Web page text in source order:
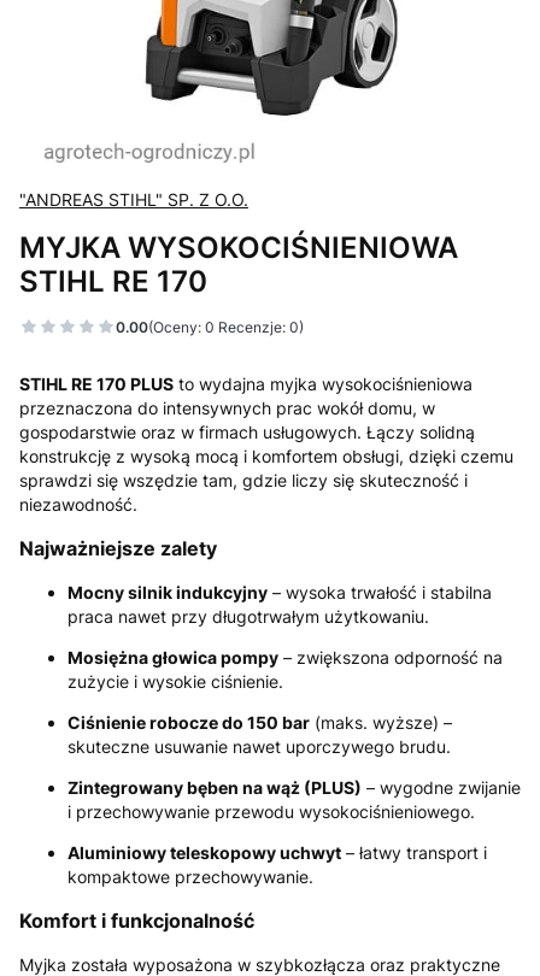
"ANDREAS STIHL" SP. Z O.O.
MYJKA WYSOKOCIŚNIENIOWA
STIHL RE 170
0.00(Oceny: 0 Recenzje: 0)
STIHL RE 170 PLUS to wydajna myjka wysokociśnieniowa
przeznaczona do intensywnych prac wokół domu, w
gospodarstwie oraz w firmach usługowych. Łączy solidną
konstrukcję z wysoką mocą i komfortem obsługi, dzięki czemu
sprawdzi się wszędzie tam, gdzie liczy się skuteczność i
niezawodność.
Najważniejsze zalety
Mocny silnik indukcyjny – wysoka trwałość i stabilna
praca nawet przy długotrwałym użytkowaniu.
Mosiężna głowica pompy – zwiększona odporność na
zużycie i wysokie ciśnienie.
Ciśnienie robocze do 150 bar (maks. wyższe) –
skuteczne usuwanie nawet uporczywego brudu.
Zintegrowany bęben na wąż (PLUS) – wygodne zwijanie
i przechowywanie przewodu wysokociśnieniowego.
Aluminiowy teleskopowy uchwyt – łatwy transport i
kompaktowe przechowywanie.
Komfort i funkcjonalność
Myjka została wyposażona w szybkozłącza oraz praktyczne